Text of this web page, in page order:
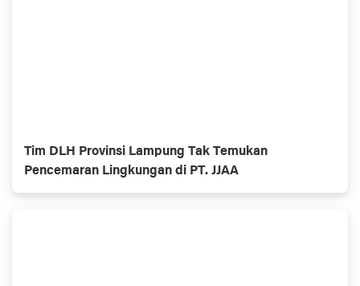
Tim DLH Provinsi Lampung Tak Temukan
Pencemaran Lingkungan di PT. JJAA